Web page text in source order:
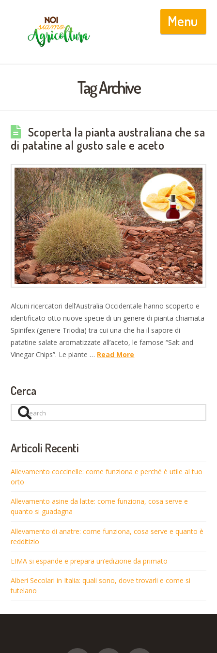
Tag Archive
Scoperta la pianta australiana che sa
di patatine al gusto sale e aceto
Alcuni ricercatori dell’Australia Occidentale hanno scoperto e
identificato otto nuove specie di un genere di pianta chiamata
Spinifex (genere Triodia) tra cui una che ha il sapore di
patatine salate aromatizzate all’aceto, le famose “Salt and
Vinegar Chips”. Le piante … Read More
Cerca
Search
Articoli Recenti
Allevamento coccinelle: come funziona e perché è utile al tuo
orto
Allevamento asine da latte: come funziona, cosa serve e
quanto si guadagna
Allevamento di anatre: come funziona, cosa serve e quanto è
redditizio
EIMA si espande e prepara un’edizione da primato
Alberi Secolari in Italia: quali sono, dove trovarli e come si
tutelano